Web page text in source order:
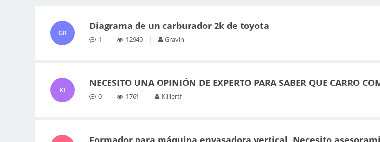
GR
Diagrama de un carburador 2k de toyota
1 12940 Gravin
KI
NECESITO UNA OPINIÓN DE EXPERTO PARA SABER QUE CARRO
0 1761 Kiillertf
Formador para máquina envasadora vertical. Necesito